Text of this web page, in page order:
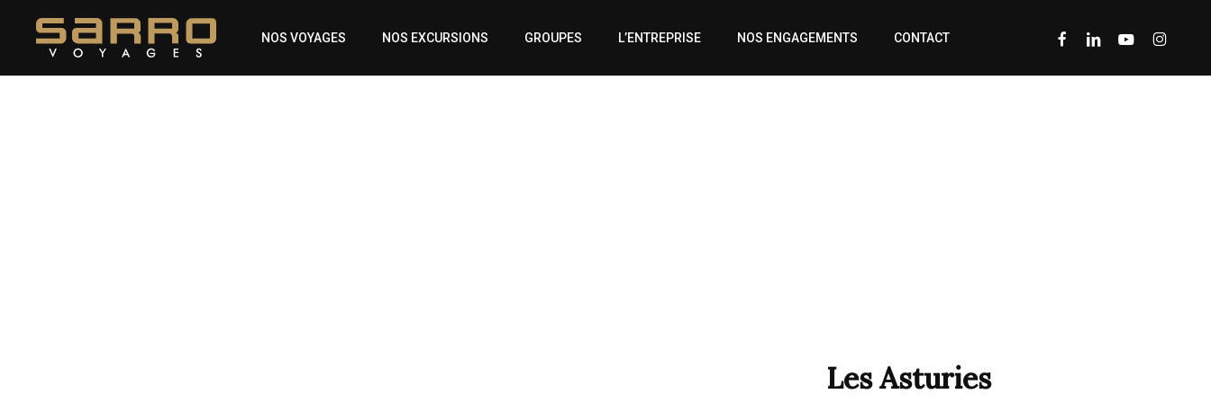
content
NOS VOYAGES NOS EXCURSIONS GROUPES L’ENTREPRISE NOS ENGAGEMENTS CONTACT FACEBOOKLINKEDINYOUTUBE
Les Asturies